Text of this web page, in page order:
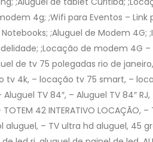
4g; ;Wifi para Eventos –
;Aluguel de Modem 4G;
;Locação de modem 4G
de tv 75 polegadas rio de
4k, – locação tv 75 smart, –
TV 84″, – Aluguel TV 84″
42 INTERATIVO LOCAÇÃO, –
aluguel, – TV ultra hd aluguel, 45